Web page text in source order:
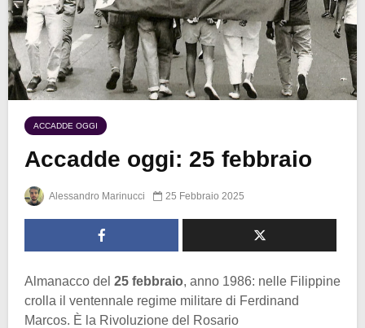
ACCADDE OGGI
Accadde oggi: 25 febbraio
Alessandro Marinucci 25 Febbraio 2025
Almanacco del 25 febbraio, anno 1986: nelle Filippine
crolla il ventennale regime militare di Ferdinand
Marcos. È la Rivoluzione del Rosario